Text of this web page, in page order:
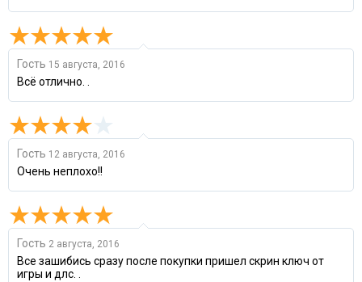
Гость 15 августа, 2016
Всё отлично. .
Гость 12 августа, 2016
Очень неплохо!!
Гость 2 августа, 2016
Все зашибись сразу после покупки пришел скрин ключ от
игры и длс. .